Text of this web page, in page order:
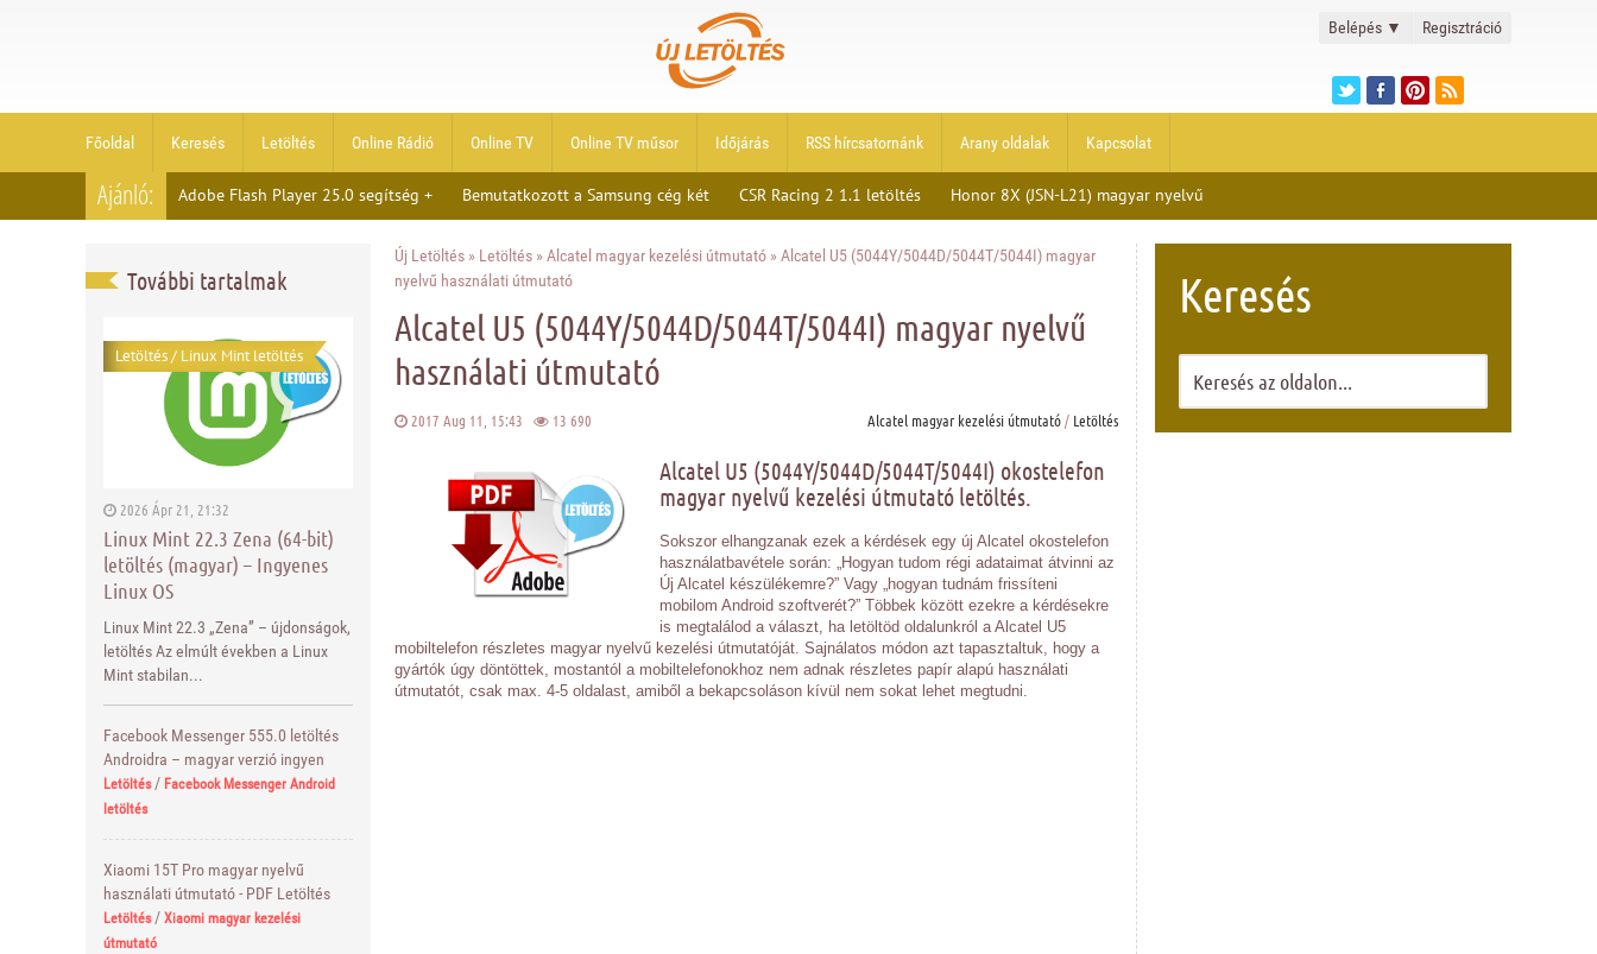
Belépés ▼ Regisztráció
Főoldal Keresés Letöltés Online Rádió Online TV Online TV műsor Időjárás RSS hírcsatornánk Arany oldalak Kapcsolat
Ajánló: Adobe Flash Player 25.0 segítség + Bemutatkozott a Samsung cég két CSR Racing 2 1.1 letöltés Honor 8X (JSN-L21) magyar nyelvű
További tartalmak
Letöltés/ Linux Mint letöltés
2026 Ápr 21, 21:32
Linux Mint 22.3 Zena (64-bit)
letöltés (magyar) – Ingyenes
Linux OS
Linux Mint 22.3 „Zena” – újdonságok,
letöltés Az elmúlt években a Linux
Mint stabilan...
Facebook Messenger 555.0 letöltés
Androidra – magyar verzió ingyen
Letöltés/ Facebook Messenger Android
letöltés
Xiaomi 15T Pro magyar nyelvű
használati útmutató - PDF Letöltés
Letöltés/ Xiaomi magyar kezelési
útmutató
Keresés
Új Letöltés » Letöltés »Alcatel magyar kezelési útmutató » Alcatel U5 (5044Y/5044D/5044T/5044I) magyar
nyelvű használati útmutató
Alcatel U5 (5044Y/5044D/5044T/5044I) magyar nyelvű
használati útmutató
2017 Aug 11, 15:43 13 690 Alcatel magyar kezelési útmutató/ Letöltés
Alcatel U5 (5044Y/5044D/5044T/5044I) okostelefon
magyar nyelvű kezelési útmutató letöltés.
Sokszor elhangzanak ezek a kérdések egy új Alcatel okostelefon
használatbavétele során: „Hogyan tudom régi adataimat átvinni az
Új Alcatel készülékemre?” Vagy „hogyan tudnám frissíteni
mobilom Android szoftverét?” Többek között ezekre a kérdésekre
is megtalálod a választ, ha letöltöd oldalunkról a Alcatel U5
mobiltelefon részletes magyar nyelvű kezelési útmutatóját. Sajnálatos módon azt tapasztaltuk, hogy a
gyártók úgy döntöttek, mostantól a mobiltelefonokhoz nem adnak részletes papír alapú használati
útmutatót, csak max. 4-5 oldalast, amiből a bekapcsoláson kívül nem sokat lehet megtudni.